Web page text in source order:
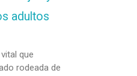
adultos
que
rodeada de